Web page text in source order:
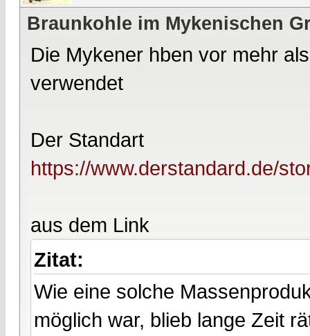
Braunkohle im Mykenischen
Die Mykener hben vor mehr
verwendet
Der Standart
https://www.derstandard.de/
aus dem Link
Zitat:
Wie eine solche
möglich war, blieb lange Zeit